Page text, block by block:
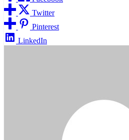
Twitter
Pinterest
LinkedIn